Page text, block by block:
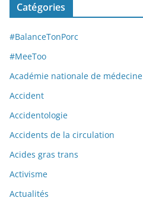
Catégories
#BalanceTonPorc
#MeeToo
Académie nationale de médecine
Accident
Accidentologie
Accidents de la circulation
Acides gras trans
Activisme
Actualités